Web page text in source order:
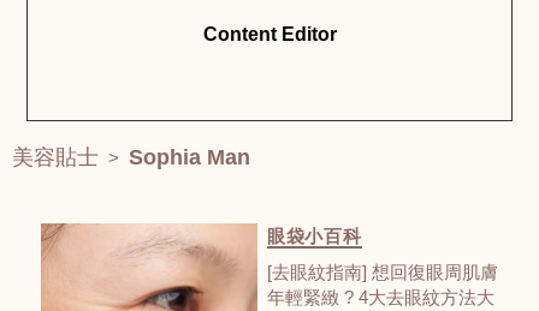
Content Editor
美容貼士 > Sophia Man
眼袋小百科
[去眼紋指南] 想回復眼周肌膚
年輕緊緻 ? 4大去眼紋方法大